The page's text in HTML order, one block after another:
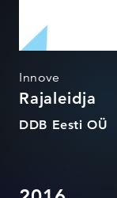
Innove
Rajaleidja
DDB Eesti OÜ